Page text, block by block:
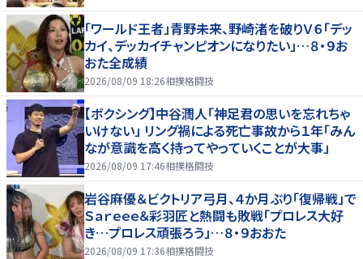
「ワールド王者」青野未来、野崎渚を破りＶ６「デッ
カイ、デッカイチャンピオンになりたい」…８・９お
おた全成績
2026/08/09 18:26相撲格闘技
【ボクシング】中谷潤人「神足君の思いを忘れちゃ
いけない」 リング禍による死亡事故から１年「みん
なが意識を高く持ってやっていくことが大事」
2026/08/09 17:46相撲格闘技
岩谷麻優＆ビクトリア弓月、４か月ぶり「復帰戦」で
Ｓａｒｅｅｅ＆彩羽匠と熱闘も敗戦「プロレス大好
き…プロレス頑張ろう」…８・９おおた
2026/08/09 17:36相撲格闘技